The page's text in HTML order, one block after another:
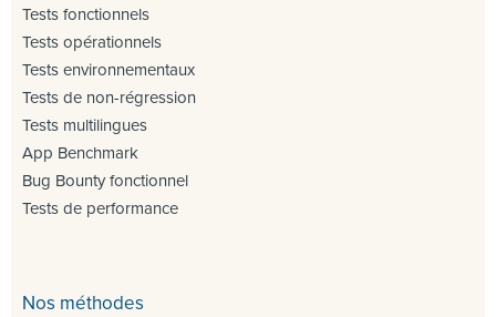
Tests fonctionnels
Tests opérationnels
Tests environnementaux
Tests de non-régression
Tests multilingues
App Benchmark
Bug Bounty fonctionnel
Tests de performance
Nos méthodes